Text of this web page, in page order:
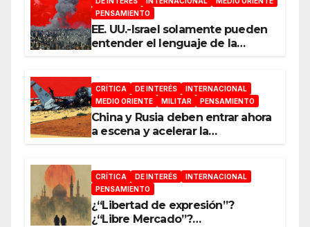
PENSAMIENTO
EE. UU.-Israel solamente pueden
entender el lenguaje de la
CRÍTICA DE INTERÉS
INTERNACIONAL
MEDIO ORIENTE
MILITAR PENSAMIENTO
China y Rusia deben entrar ahora
a escena y acelerar la
CRÍTICA DE INTERÉS
INTERNACIONAL
PENSAMIENTO
¿“Libertad de expresión”?
¿“Libre Mercado”?